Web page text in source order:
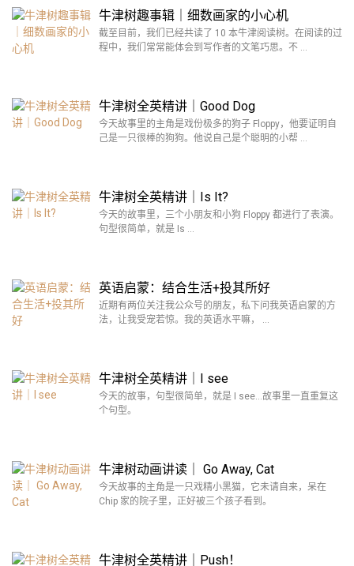
牛津树趣事辑｜细数画家的小心机
截至目前，我们已经共读了 10 本牛津阅读树。在阅读的过
程中，我们常常能体会到写作者的文笔巧思。不 …
牛津树全英精讲｜Good Dog
今天故事里的主角是戏份极多的狗子 Floppy，他要证明自
己是一只很棒的狗狗。他说自己是个聪明的小帮 …
牛津树全英精讲｜Is It?
今天的故事里，三个小朋友和小狗 Floppy 都进行了表演。
句型很简单，就是 Is …
英语启蒙：结合生活+投其所好
近期有两位关注我公众号的朋友，私下问我英语启蒙的方
法，让我受宠若惊。我的英语水平嘛， …
牛津树全英精讲｜I see
今天的故事，句型很简单，就是 I see…故事里一直重复这
个句型。
牛津树动画讲读｜ Go Away, Cat
今天故事的主角是一只戏精小黑猫，它未请自来，呆在
Chip 家的院子里，正好被三个孩子看到。
牛津树全英精讲｜Push！